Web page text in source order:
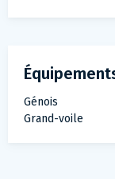
Génois
Grand-voile